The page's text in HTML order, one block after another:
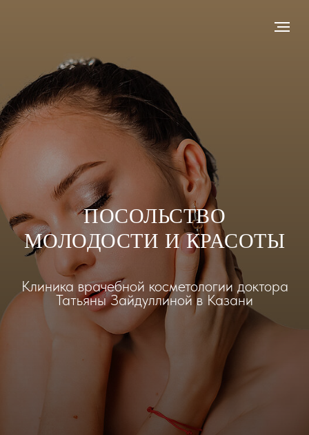
ПОСОЛЬСТВО
МОЛОДОСТИ И КРАСОТЫ
Клиника врачебной косметологии доктора
Татьяны Зайдуллиной в Казани